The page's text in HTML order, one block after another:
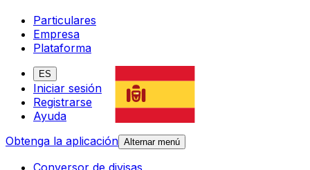
Particulares
Empresa
Plataforma
ES
Iniciar sesión
Registrarse
Ayuda
Obtenga la aplicación Alternar menú